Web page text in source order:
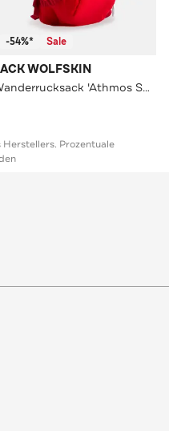
-54%* Sale
WOLFSKIN
Wanderrucksack 'Athmos Shape 16' rot
Prozentuale